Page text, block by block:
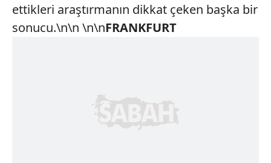
ettikleri araştırmanın dikkat çeken başka bir
sonucu.\n\n \n\nFRANKFURT